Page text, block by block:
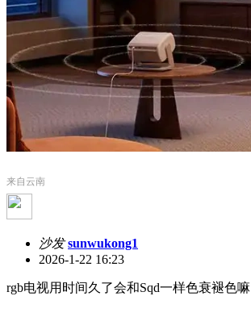
来自云南
沙发 sunwukong1
2026-1-22 16:23
rgb电视用时间久了会和Sqd一样色衰褪色嘛